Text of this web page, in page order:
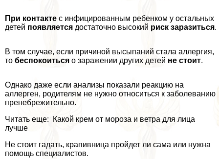
При контакте с инфицированным ребенком у остальных
детей появляется достаточно высокий риск заразиться.
В том случае, если причиной высыпаний стала аллергия,
то беспокоиться о заражении других детей не стоит.
Однако даже если анализы показали реакцию на
аллерген, родителям не нужно относиться к заболеванию
пренебрежительно.
Читать еще: Какой крем от мороза и ветра для лица
лучше
Не стоит гадать, крапивница пройдет ли сама или нужна
помощь специалистов.